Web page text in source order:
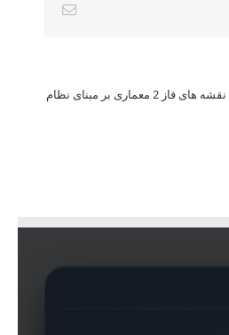
Email
دوره آموزشی ” اصول تهیه نقشه های فاز 2 معماری بر مبنای نظام